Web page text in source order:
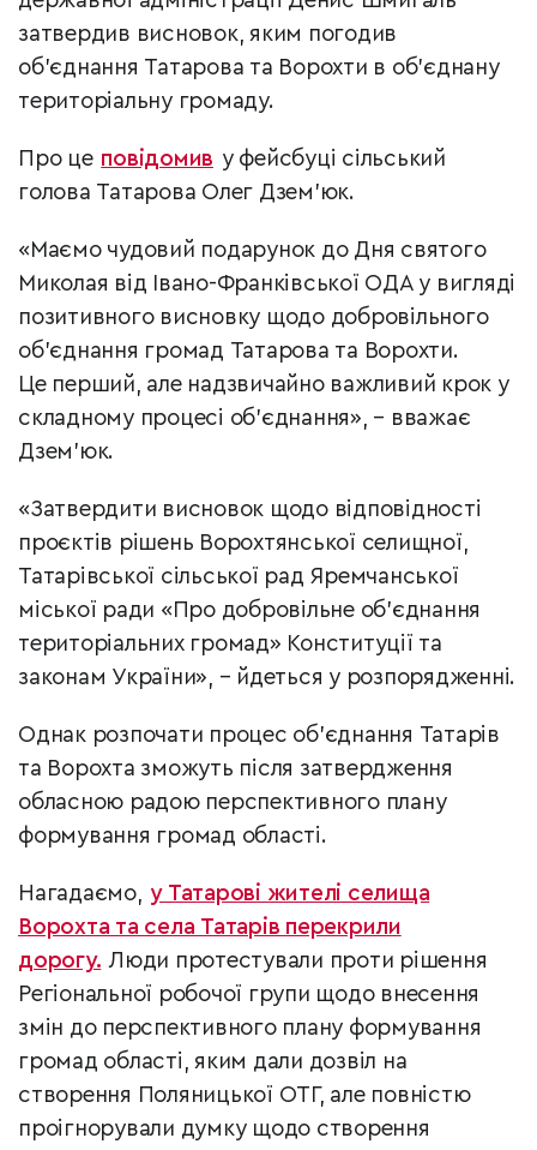
затвердив висновок, яким погодив
об’єднання Татарова та Ворохти в об’єднану
територіальну громаду.
Про це повідомив у фейсбуці сільський
голова Татарова Олег Дзем’юк.
«Маємо чудовий подарунок до Дня святого
Миколая від Івано-Франківської ОДА у вигляді
позитивного висновку щодо добровільного
об’єднання громад Татарова та Ворохти.
Це перший, але надзвичайно важливий крок у
складному процесі об’єднання», – вважає
Дзем’юк.
«Затвердити висновок щодо відповідності
проєктів рішень Ворохтянської селищної,
Татарівської сільської рад Яремчанської
міської ради «Про добровільне об’єднання
територіальних громад» Конституції та
законам України», – йдеться у розпорядженні.
Однак розпочати процес об’єднання Татарів
та Ворохта зможуть після затвердження
обласною радою перспективного плану
формування громад області.
Нагадаємо, у Татарові жителі селища
Ворохта та села Татарів перекрили
дорогу. Люди протестували проти рішення
Регіональної робочої групи щодо внесення
змін до перспективного плану формування
громад області, яким дали дозвіл на
створення Поляницької ОТГ, але повністю
проігнорували думку щодо створення